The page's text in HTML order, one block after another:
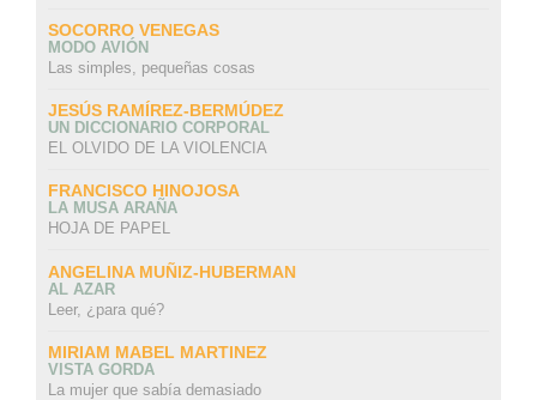
SOCORRO VENEGAS
MODO AVIÓN
Las simples, pequeñas cosas
JESÚS RAMÍREZ-BERMÚDEZ
UN DICCIONARIO CORPORAL
EL OLVIDO DE LA VIOLENCIA
FRANCISCO HINOJOSA
LA MUSA ARAÑA
HOJA DE PAPEL
ANGELINA MUÑIZ-HUBERMAN
AL AZAR
Leer, ¿para qué?
MIRIAM MABEL MARTINEZ
VISTA GORDA
La mujer que sabía demasiado